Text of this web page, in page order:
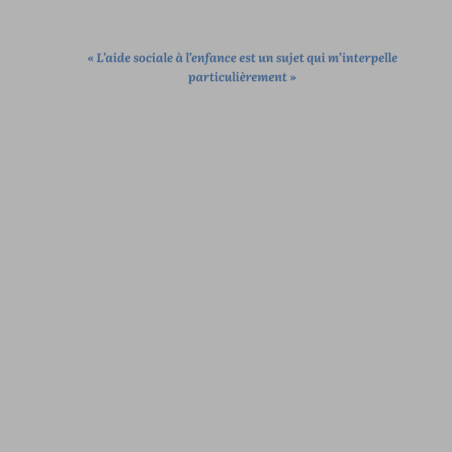
« L’aide sociale à l’enfance est un sujet qui m’interpelle
particulièrement »